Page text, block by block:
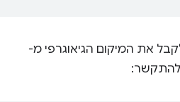
את המיקום הגיאוגרפי מ-